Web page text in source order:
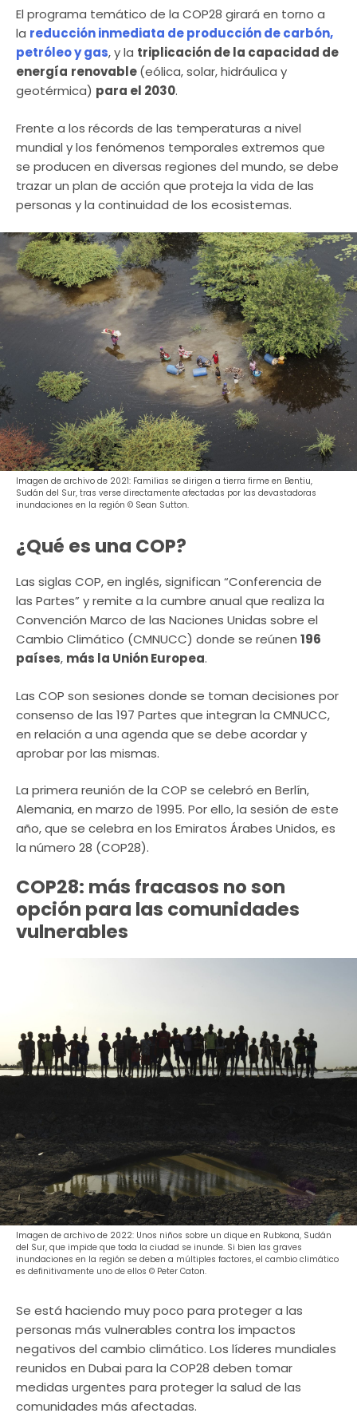
El programa temático de la COP28 girará en torno a
la reducción inmediata de producción de carbón,
petróleo y gas, y la triplicación de la capacidad de
energía renovable(eólica, solar, hidráulica y
geotérmica) para el 2030.
Frente a los récords de las temperaturas a nivel
mundial y los fenómenos temporales extremos que
se producen en diversas regiones del mundo, se debe
trazar un plan de acción que proteja la vida de las
personas y la continuidad de los ecosistemas.
Imagen de archivo de 2021: Familias se dirigen a tierra firme en Bentiu,
Sudán del Sur, tras verse directamente afectadas por las devastadoras
inundaciones en la región © Sean Sutton.
¿Qué es una COP?
Las siglas COP, en inglés, significan “Conferencia de
las Partes” y remite a la cumbre anual que realiza la
Convención Marco de las Naciones Unidas sobre el
Cambio Climático (CMNUCC) donde se reúnen 196
países, más la Unión Europea.
Las COP son sesiones donde se toman decisiones por
consenso de las 197 Partes que integran la CMNUCC,
en relación a una agenda que se debe acordar y
aprobar por las mismas.
La primera reunión de la COP se celebró en Berlín,
Alemania, en marzo de 1995. Por ello, la sesión de este
año, que se celebra en los Emiratos Árabes Unidos, es
la número 28 (COP28).
COP28: más fracasos no son
opción para las comunidades
vulnerables
Imagen de archivo de 2022: Unos niños sobre un dique en Rubkona, Sudán
del Sur, que impide que toda la ciudad se inunde. Si bien las graves
inundaciones en la región se deben a múltiples factores, el cambio climático
es definitivamente uno de ellos © Peter Caton.
Se está haciendo muy poco para proteger a las
personas más vulnerables contra los impactos
negativos del cambio climático. Los líderes mundiales
reunidos en Dubai para la COP28 deben tomar
medidas urgentes para proteger la salud de las
comunidades más afectadas.